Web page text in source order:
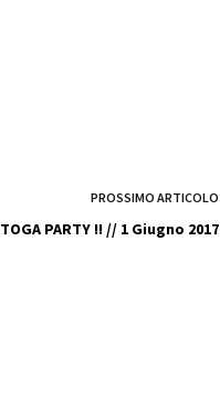
PROSSIMO ARTICOLO
TOGA PARTY !! // 1 Giugno 2017